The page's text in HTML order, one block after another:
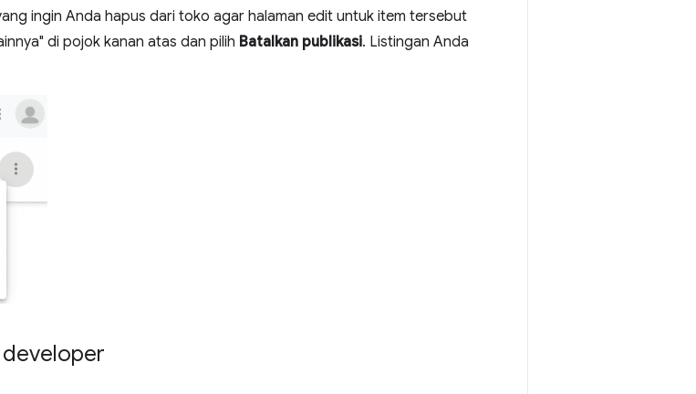
ingin Anda hapus dari toko agar halaman edit untuk item tersebut
di pojok kanan atas dan pilih Batalkan publikasi. Listingan Anda